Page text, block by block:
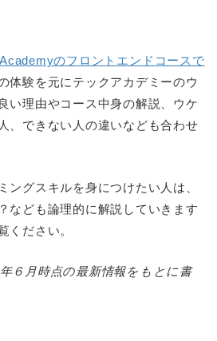
のフロントエンドコースで
体験を元にテックアカデミーのウ
い理由やコース中身の解説、ウケ
、できない人の違いなども合わせ
ングスキルを身につけたい人は、
なども論理的に解説していきます
ください。
６月時点の最新情報をもとに書